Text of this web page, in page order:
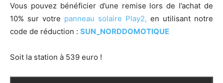
Vous pouvez bénéficier d’une remise lors de l’achat de
10% sur votre panneau solaire Play2, en utilisant notre
code de réduction : SUN_NORDDOMOTIQUE
Soit la station à 539 euro !